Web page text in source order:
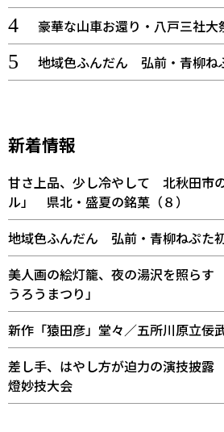
豪華な山車お還り・八戸三社大
地域色ふんだん 弘前・青柳ね
新着情報
甘さ上品、少し冷やして 北秋田市
ル」 県北・盛夏の銘菓（８）
地域色ふんだん 弘前・青柳ねぷた
美人画の絵灯籠、夜の湯沢を照ら
うろうまつり」
新作「猿田彦」堂々／五所川原立佞
差し手、はやし方が迫力の演技披
燈妙技大会